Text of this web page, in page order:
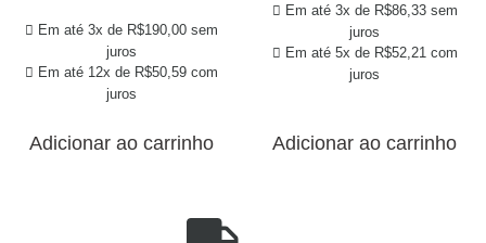
Em até 3x de R$190,00 sem
juros
Em até 12x de R$50,59 com
juros
Adicionar ao carrinho
Em até 3x de R$86,33sem
juros
Em até 5x de R$52,21 com
juros
Adicionar ao carrinho